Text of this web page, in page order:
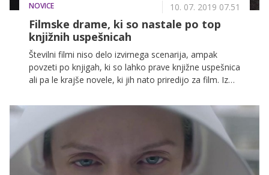
NOVICE 10. 07. 2019 07.51
Filmske drame, ki so nastale po top
knjižnih uspešnicah
Številni filmi niso delo izvirnega scenarija, ampak
povzeti po knjigah, ki so lahko prave knjižne uspešnica
ali pa le krajše novele, ki jih nato priredijo za film. Iz
Gospodarja prstanov, Marvelovih akcijskih junakov
(Črni panter, Stotnica Marvel), do grozljivk Stephena
Kinga (Tisto, Misery in podobni). Tokrat vam
predstavljamo nekaj odličnih dramskih filmov, ki so v
poletnem času odlični za ogled na ekranu ter tudi
branje njihovih knjižnih predlog.